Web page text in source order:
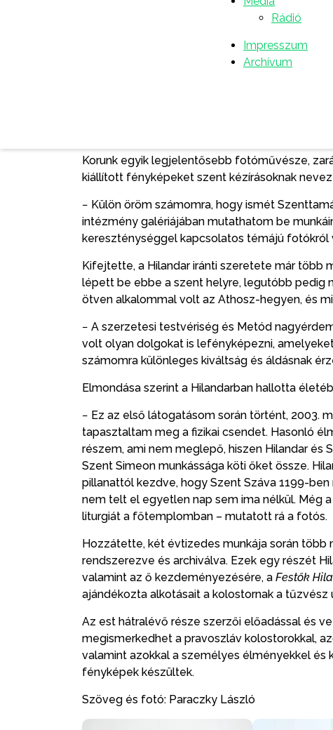
Rádió
Impresszum
Archívum
− Megtiszteltetés és öröm számomra, hogy
amely a Nemanjić-dinasztia hagyatéka és a
be Hilandarba, és még kevesebben vannak
Korunk egyik legjelentősebb fotóművésze,
kiállított fényképeket szent kézírásoknak
− Külön öröm számomra, hogy ismét
intézmény galériájában mutathatom be
kereszténységgel kapcsolatos témájú fotókról
Kifejtette, a Hilandar iránti szeretete már több
lépett be ebbe a szent helyre, legutóbb pedig
ötven alkalommal volt az Athosz-hegyen, és
− A szerzetesi testvériség és Metód
volt olyan dolgokat is lefényképezni,
számomra különleges kiváltság és áldásnak
Elmondása szerint a Hilandarban hallotta
− Ez az első látogatásom során történt, 2003.
tapasztaltam meg a fizikai csendet. Hasonló
részem, ami nem meglepő, hiszen Hilandar és
Szent Simeon munkássága köti őket össze.
pillanattól kezdve, hogy Szent Száva 1199-
nem telt el egyetlen nap sem ima nélkül. Még
liturgiát a főtemplomban – mutatott rá a fotós.
Hozzátette, két évtizedes munkája során
rendszerezve és archiválva. Ezek egy részét
valamint az ő kezdeményezésére, a Festők
ajándékozta alkotásait a kolostornak a
Az est hátralévő része szerzői előadással és
megismerkedhet a pravoszláv kolostorokkal,
valamint azokkal a személyes élményekkel
fényképek készültek.
Szöveg és fotó: Paraczky László